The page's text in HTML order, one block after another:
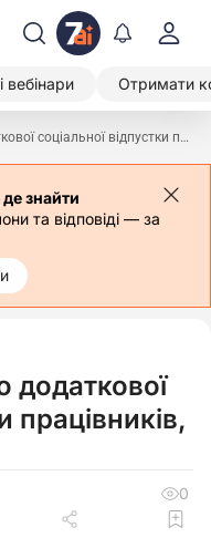
вебінари Отримати
Документи на право додаткової соціальної відпустки працівників, які мають дітей
знайти
та відповіді — за
додаткової
працівників,
0